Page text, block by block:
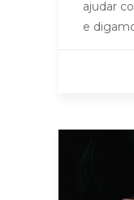
ajudar
e